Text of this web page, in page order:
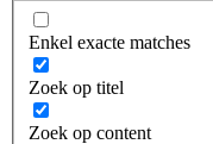
Enkel exacte matches
Zoek op titel
Zoek op content